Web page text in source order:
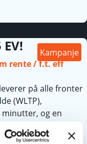
Kampanje
rente / f.t. eff
på alle fronter
(WLTP),
minutter, og en
km/t.